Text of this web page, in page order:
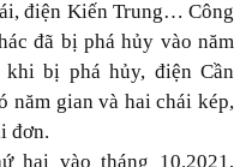
điện Kiến Trung… Công
đã bị phá hủy vào năm
bị phá hủy, điện Cần
năm gian và hai chái kép,
đơn.
hai vào tháng 10.2021,